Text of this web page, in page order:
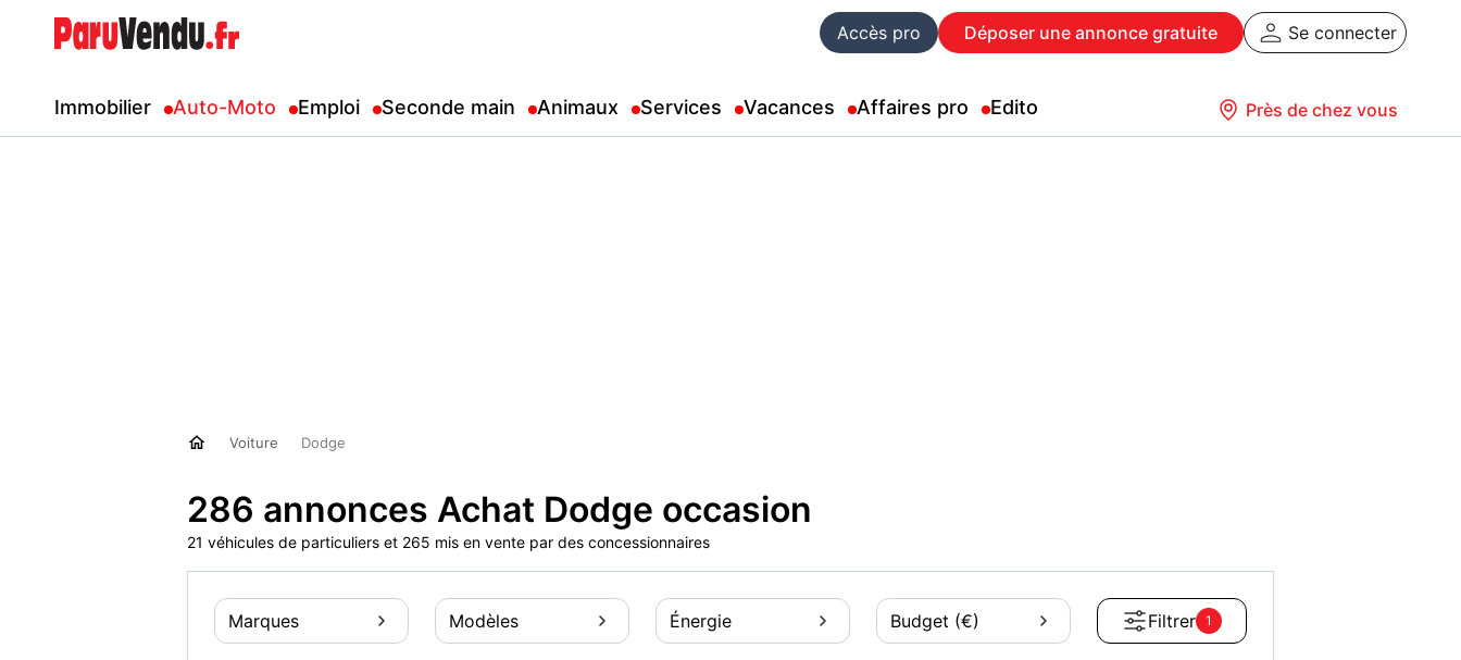
Accès pro Déposer une annonce gratuite Se connecter
Immobilier Auto-Moto Emploi Seconde main Animaux Services Vacances Affaires pro Edito Près de chez vous
Voiture Dodge
286 annonces Achat Dodge occasion
21 véhicules de particuliers et 265 mis en vente par des concessionnaires
Marques Modèles Énergie Budget (€) Filtrer 1